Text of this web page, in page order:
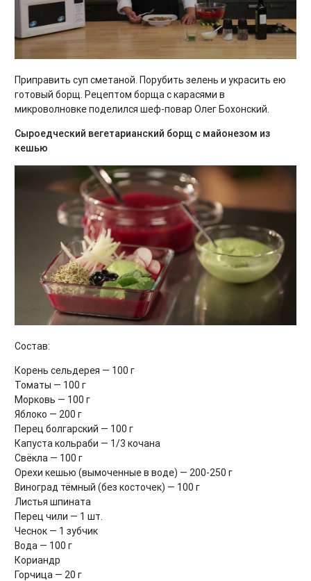
Приправить суп сметаной. Порубить зелень и украсить ею
готовый борщ. Рецептом борща с карасями в
микроволновке поделился шеф-повар Олег Бохонский.
Сыроедческий вегетарианский борщ с майонезом из
кешью
Состав:
Корень сельдерея — 100 г
Томаты — 100 г
Морковь — 100 г
Яблоко — 200 г
Перец болгарский — 100 г
Капуста кольраби — 1/3 кочана
Свёкла — 100 г
Орехи кешью (вымоченные в воде) — 200-250 г
Виноград тёмный (без косточек) — 100 г
Листья шпината
Перец чили — 1 шт.
Чеснок — 1 зубчик
Вода — 100 г
Кориандр
Горчица — 20 г